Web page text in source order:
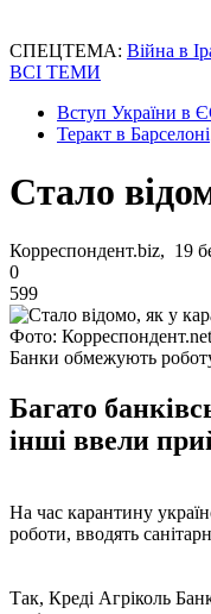
СПЕЦТЕМА: Війна в
ВСІ ТЕМИ
Вступ України в
Теракт в Барселоні
Стало
Корреспондент.biz, 19
0
599
Фото: Корреспондент.net
Банки обмежують
Багато
інші ввели
На час карантину
роботи, вводять
Так, Креді Агріколь